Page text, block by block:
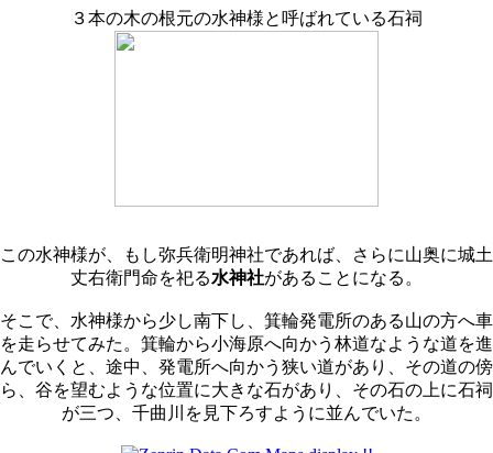
３本の木の根元の水神様と呼ばれている石祠
この水神様が、もし弥兵衛明神社であれば、さらに山奥に城土
丈右衛門命を祀る水神社があることになる。
そこで、水神様から少し南下し、箕輪発電所のある山の方へ車
を走らせてみた。箕輪から小海原へ向かう林道なような道を進
んでいくと、途中、発電所へ向かう狭い道があり、その道の傍
ら、谷を望むような位置に大きな石があり、その石の上に石祠
が三つ、千曲川を見下ろすように並んでいた。